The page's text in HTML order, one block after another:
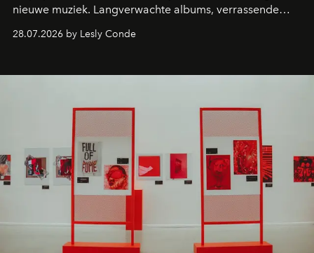
nieuwe muziek. Langverwachte albums, verrassende
de releases die je niet mag missen.
28.07.2026 by Lesly Conde